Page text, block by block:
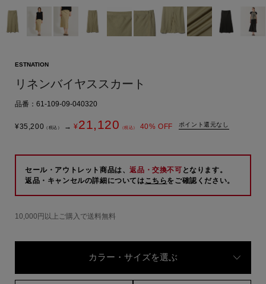
ESTNATION
リネンバイヤススカート
品番：61-109-09-040320
¥35,200 （税込） → ¥21,120 （税込） 40% OFF ポイント還元なし
セール・アウトレット商品は、返品・交換不可 となります。
返品・キャンセルの詳細についてはこちらをご確認ください。
10,000円以上ご購入で送料無料
カラー・サイズを選ぶ